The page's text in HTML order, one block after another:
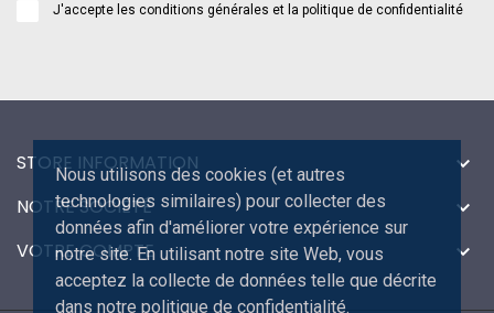
Nous utilisons des cookies (et autres
technologies similaires) pour collecter des
données afin d'améliorer votre expérience sur
notre site. En utilisant notre site Web, vous
acceptez la collecte de données telle que décrite
dans notre politique de confidentialité.
J'accepte les conditions générales et la politique de confidentialité
STORE INFORMATION 
NOTRE SOCIÉTÉ 
VOTRE COMPTE 